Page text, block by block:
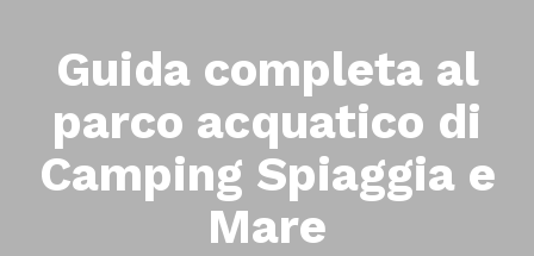
Guida completa al
parco acquatico di
Camping Spiaggia e
Mare